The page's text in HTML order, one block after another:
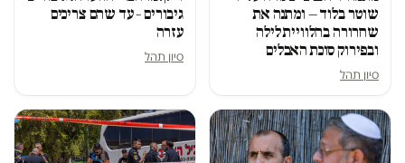
שוטר בלוד — ומתנה את
שחרורה בהלוויית לילה
ובפירוק סוכת האבלים
סיון תהל
גיבורים – עד שהם צריכים
עזרה
סיון תהל